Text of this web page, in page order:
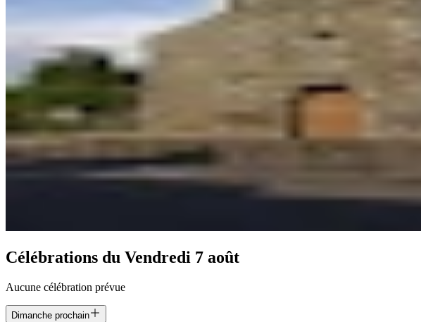
Célébrations du Vendredi 7 août
Aucune célébration prévue
Dimanche prochain